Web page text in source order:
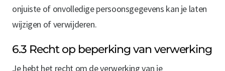
onjuiste of onvolledige persoonsgegevens kan je laten
wijzigen of verwijderen.
6.3 Recht op beperking van verwerking
Je hebt het recht om de verwerking van je